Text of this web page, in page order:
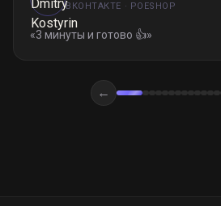
ВКОНТАКТЕ · POESHOP
«3 минуты и готово 👍»
←